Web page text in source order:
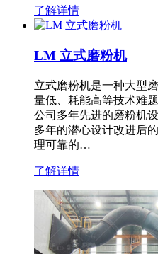
了解详情
LM 立式磨粉机
立式磨粉机是一种大型
量低、耗能高等技术难
公司多年先进的磨粉机
多年的潜心设计改进后
理可靠的…
了解详情